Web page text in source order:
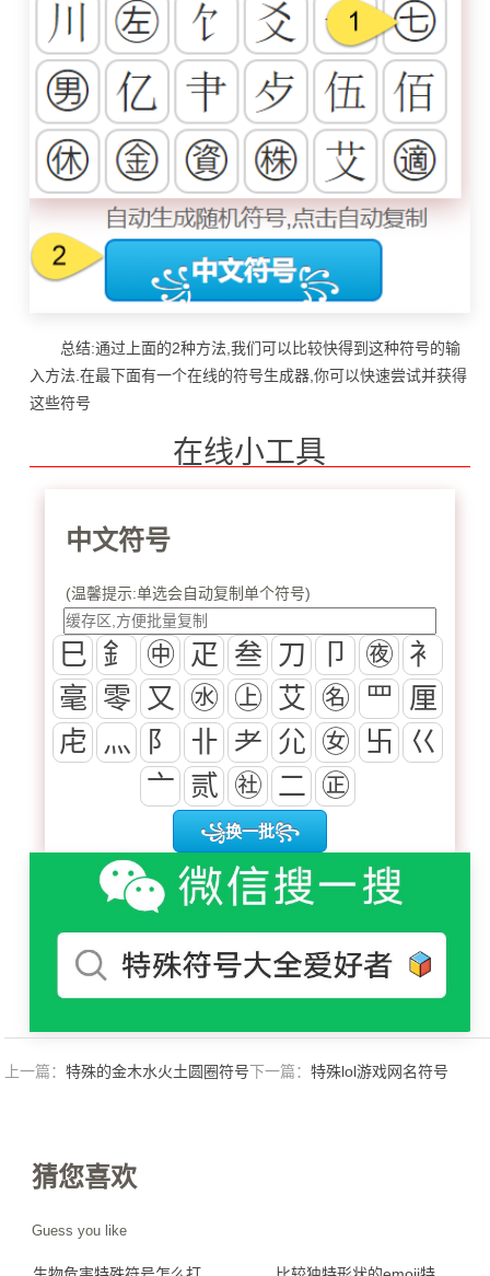
总结:通过上面的2种方法,我们可以比较快得到这种符号的输
入方法.在最下面有一个在线的符号生成器,你可以快速尝试并获得
这些符号
在线小工具
中文符号
(温馨提示:单选会自动复制单个符号)
巳 釒 ㊥ 疋 叁 刀 卩 ㊰ 衤
毫 零 又 ㊌ ㊤ 艾 ㊔ 罒 厘
虍 灬 阝 卝 耂 尣 ㊛ 卐
巜
亠 贰 ㊓ 二 ㊣
꧁换一批꧂
上一篇：特殊的金木水火土圆圈符号下一篇：特殊lol游戏网名符号
猜您喜欢
Guess you like